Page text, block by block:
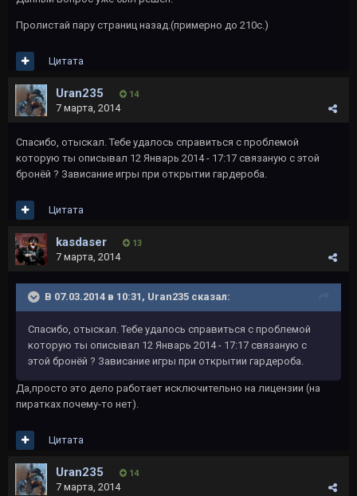
Пролистай пару страниц назад.(примерно до 210с.)
Цитата
Uran235 14
7 марта, 2014
Спасибо, отыскал. Тебе удалось справиться с проблемой
которую ты описывал 12 Январь 2014 - 17:17 связаную с этой
бронёй ? Зависание игры при открытии гардероба.
Цитата
kasdaser 13
7 марта, 2014
В 07.03.2014 в 10:31, Uran235 сказал:
Спасибо, отыскал. Тебе удалось справиться с проблемой
которую ты описывал 12 Январь 2014 - 17:17 связаную с
этой бронёй ? Зависание игры при открытии гардероба.
Да,просто это дело работает исключительно на лицензии (на
пиратках почему-то нет).
Цитата
Uran235 14
7 марта, 2014